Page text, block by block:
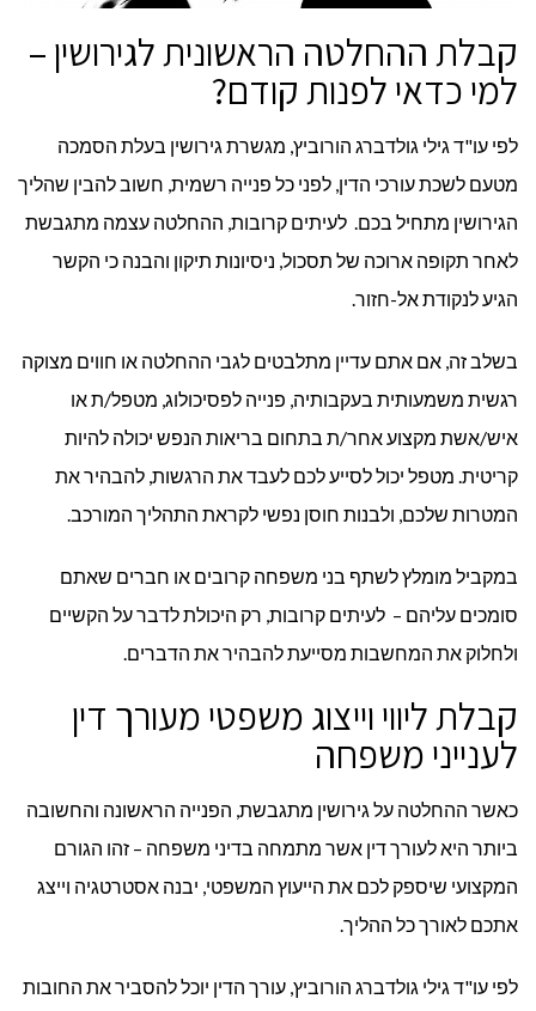
קבלת ההחלטה הראשונית לגירושין –
למי כדאי לפנות קודם?
לפי עו"ד גילי גולדברג הורוביץ, מגשרת גירושין בעלת הסמכה
מטעם לשכת עורכי הדין, לפני כל פנייה רשמית, חשוב להבין שהליך
הגירושין מתחיל בכם. לעיתים קרובות, ההחלטה עצמה מתגבשת
לאחר תקופה ארוכה של תסכול, ניסיונות תיקון והבנה כי הקשר
הגיע לנקודת אל-חזור.
בשלב זה, אם אתם עדיין מתלבטים לגבי ההחלטה או חווים מצוקה
רגשית משמעותית בעקבותיה, פנייה לפסיכולוג, מטפל/ת או
איש/אשת מקצוע אחר/ת בתחום בריאות הנפש יכולה להיות
קריטית. מטפל יכול לסייע לכם לעבד את הרגשות, להבהיר את
המטרות שלכם, ולבנות חוסן נפשי לקראת התהליך המורכב.
במקביל מומלץ לשתף בני משפחה קרובים או חברים שאתם
סומכים עליהם – לעיתים קרובות, רק היכולת לדבר על הקשיים
ולחלוק את המחשבות מסייעת להבהיר את הדברים.
קבלת ליווי וייצוג משפטי מעורך דין
לענייני משפחה
כאשר ההחלטה על גירושין מתגבשת, הפנייה הראשונה והחשובה
ביותר היא לעורך דין אשר מתמחה בדיני משפחה – זהו הגורם
המקצועי שיספק לכם את הייעוץ המשפטי, יבנה אסטרטגיה וייצג
אתכם לאורך כל ההליך.
לפי עו"ד גילי גולדברג הורוביץ, עורך הדין יוכל להסביר את החובות